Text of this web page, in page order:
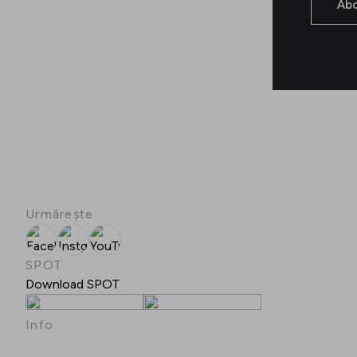
Urmărește
FacebookInstgramYouTube
SPOT
Download SPOT
Info